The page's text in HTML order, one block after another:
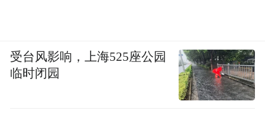
受台风影响，上海525座公园
临时闭园